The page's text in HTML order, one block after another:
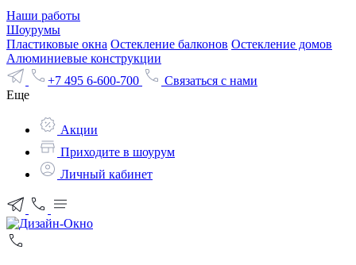
Наши работы
Шоурумы
Пластиковые окна Остекление балконов Остекление домов
Алюминиевые конструкции
+7 495 6-600-700
Связаться с нами
Еще
Акции
Приходите в шоурум
Личный кабинет